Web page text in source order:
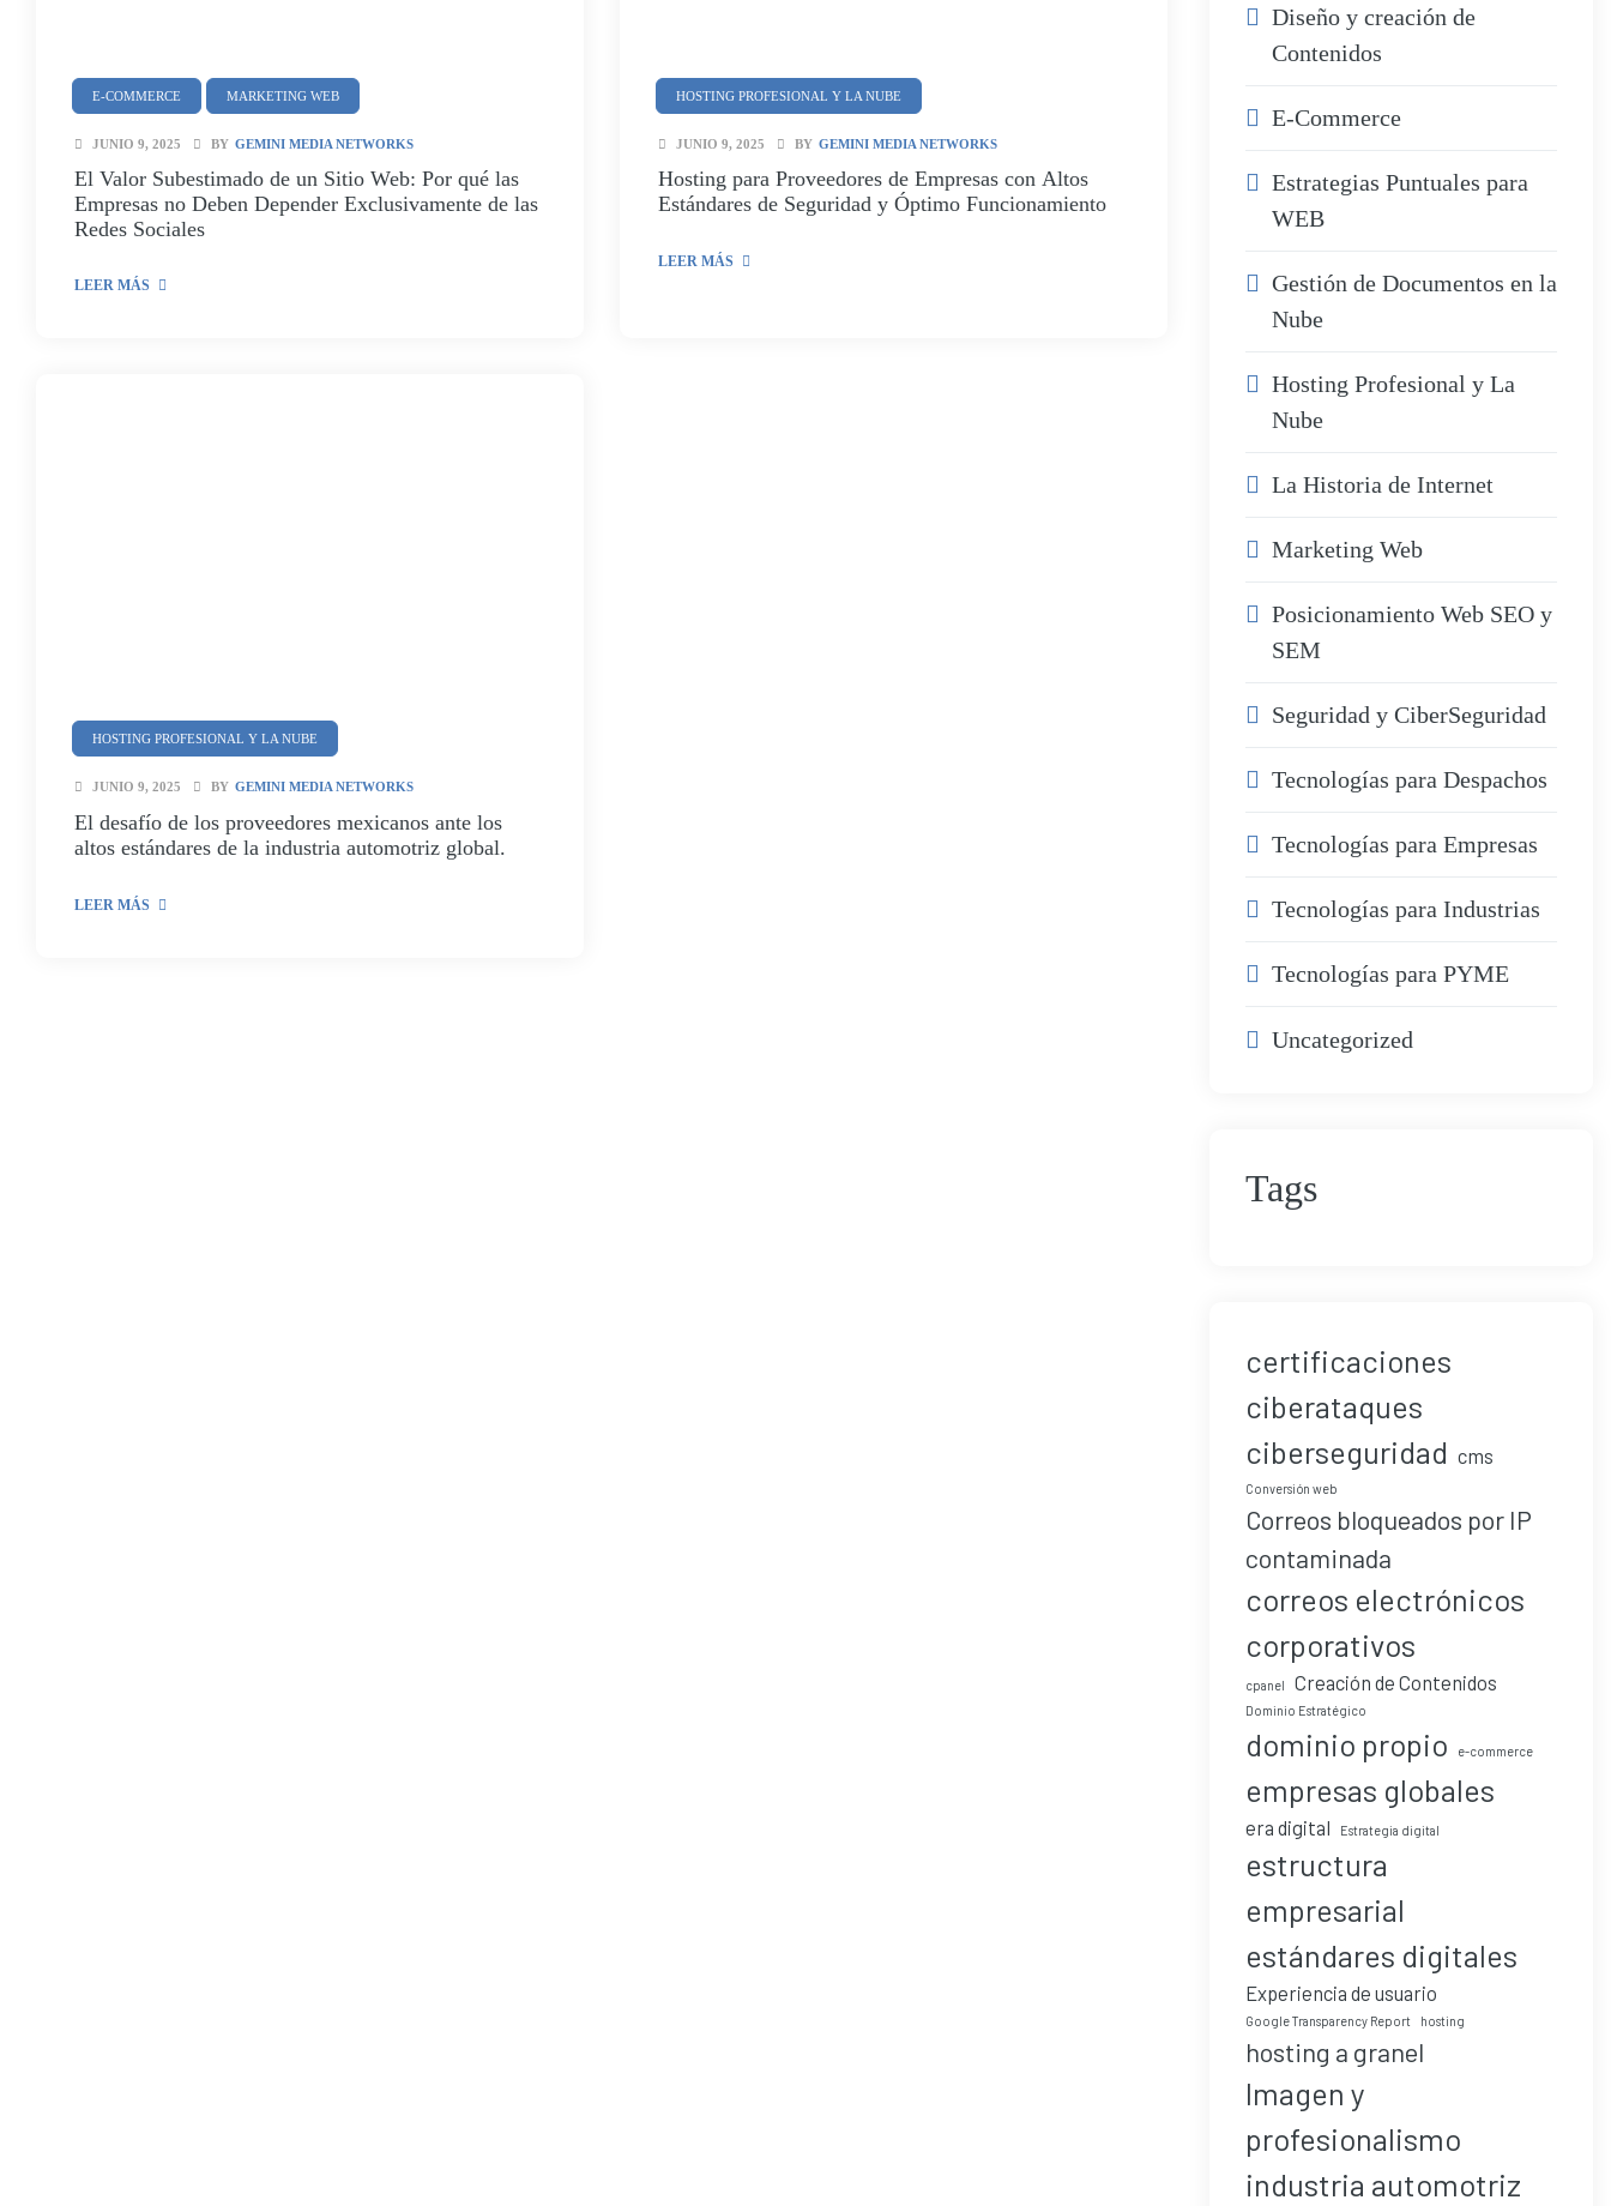
E-COMMERCE MARKETING WEB
El Valor Subestimado de un Sitio Web: Por qué las
Empresas no Deben Depender Exclusivamente de las
Redes Sociales
JUNIO 9, 2025 BY GEMINI MEDIA NETWORKS
LEER MÁS
HOSTING PROFESIONAL Y LA NUBE
Hosting para Proveedores de Empresas con Altos
Estándares de Seguridad y Óptimo Funcionamiento
JUNIO 9, 2025 BY GEMINI MEDIA NETWORKS
LEER MÁS
HOSTING PROFESIONAL Y LA NUBE
El desafío de los proveedores mexicanos ante los
altos estándares de la industria automotriz global.
JUNIO 9, 2025 BY GEMINI MEDIA NETWORKS
LEER MÁS
Diseño y creación de
Contenidos
E-Commerce
Estrategias Puntuales para
WEB
Gestión de Documentos en la
Nube
Hosting Profesional y La
Nube
La Historia de Internet
Marketing Web
Posicionamiento Web SEO y
SEM
Seguridad y CiberSeguridad
Tecnologías para Despachos
Tecnologías para Empresas
Tecnologías para Industrias
Tecnologías para PYME
Uncategorized
Tags
certificaciones
ciberataques
ciberseguridad cms
Conversión web
Correos bloqueados por IP
contaminada
correos electrónicos
corporativos
cpanel Creación de Contenidos
Dominio Estratégico
dominio propio e-commerce
empresas globales
era digital Estrategia digital
estructura
empresarial
estándares digitales
Experiencia de usuario
Google Transparency Report hosting
hosting a granel
Imagen y
profesionalismo
industria automotriz